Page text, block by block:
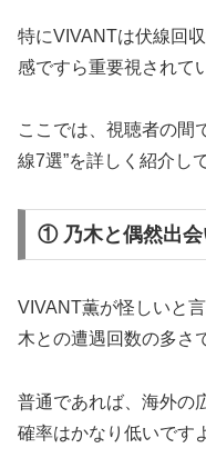
特にVIVANTは伏線回
感ですら重要視されて
ここでは、視聴者の間
線7選”を詳しく紹介し
① 乃木と偶然出会
VIVANT薫が怪しいと
木との遭遇回数の多さ
普通であれば、海外の
確率はかなり低いです